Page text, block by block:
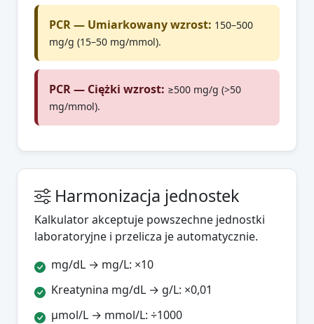
PCR — Umiarkowany wzrost: 150–500
mg/g (15–50 mg/mmol).
PCR — Ciężki wzrost: ≥500 mg/g (>50
mg/mmol).
Harmonizacja jednostek
Kalkulator akceptuje powszechne jednostki
laboratoryjne i przelicza je automatycznie.
mg/dL → mg/L: ×10
Kreatynina mg/dL → g/L: ×0,01
µmol/L → mmol/L: ÷1000